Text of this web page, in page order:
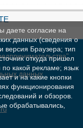
данных
даете согласие на
данных (сведения о
версия Браузера; тип
откуда пришел
по какой рекламе; язык
и на какие кнопки
функционирования
и обзоров.
обрабатывались,